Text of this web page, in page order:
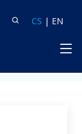
Vyhledat
CS | EN